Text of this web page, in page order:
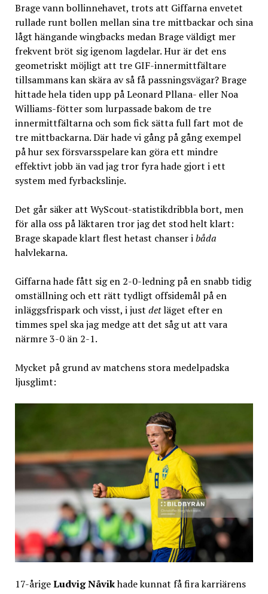
Brage vann bollinnehavet, trots att Giffarna envetet
rullade runt bollen mellan sina tre mittbackar och sina
lågt hängande wingbacks medan Brage väldigt mer
frekvent bröt sig igenom lagdelar. Hur är det ens
geometriskt möjligt att tre GIF-innermittfältare
tillsammans kan skära av så få passningsvägar? Brage
hittade hela tiden upp på Leonard Pllana- eller Noa
Williams-fötter som lurpassade bakom de tre
innermittfältarna och som fick sätta full fart mot de
tre mittbackarna. Där hade vi gång på gång exempel
på hur sex försvarsspelare kan göra ett mindre
effektivt jobb än vad jag tror fyra hade gjort i ett
system med fyrbackslinje.
Det går säker att WyScout-statistikdribbla bort, men
för alla oss på läktaren tror jag det stod helt klart:
Brage skapade klart flest hetast chanser ibåda
halvlekarna.
Giffarna hade fått sig en 2-0-ledning på en snabb tidig
omställning och ett rätt tydligt offsidemål på en
inläggsfrispark och visst, i just detläget efter en
timmes spel ska jag medge att det såg ut att vara
närmre 3-0 än 2-1.
Mycket på grund av matchens stora medelpadska
ljusglimt:
17-årigeLudvig Nåvikhade kunnat få fira karriärens